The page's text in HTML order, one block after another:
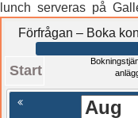
lunch serveras på
Förfrågan – Boka
Start